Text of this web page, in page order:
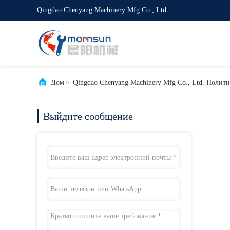
Qingdao Chenyang Machinery Mfg Co., Ltd.
Дом> Qingdao Chenyang Machinery Mfg Co., Ltd.
Выйдите сообщение